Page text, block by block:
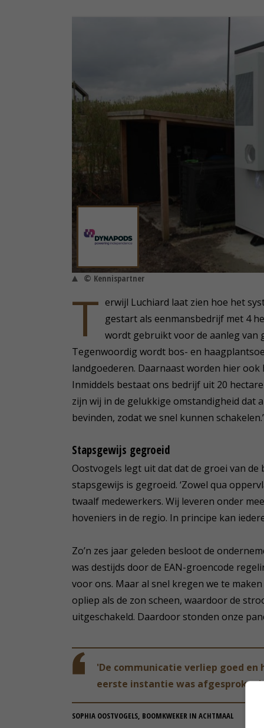
© Kennispartner
T erwijl Luchiard laat zien hoe het
gestart als eenmansbedrijf met 4
wordt gebruikt voor de aanleg van
Tegenwoordig wordt bos- en
landgoederen. Daarnaast worden hier
Inmiddels bestaat ons bedrijf uit 20
zijn wij in de gelukkige omstandigheid dat
bevinden, zodat we snel kunnen schakelen.’
Stapsgewijs gegroeid
Oostvogels legt uit dat dat de groei van
stapsgewijs is gegroeid. ‘Zowel qua
twaalf medewerkers. Wij leveren onder
hoveniers in de regio. In principe kan
Zo’n zes jaar geleden besloot de
was destijds door de EAN-groencode
voor ons. Maar al snel kregen we te
opliep als de zon scheen, waardoor de
uitgeschakeld. Daardoor stonden onze
'De communicatie verliep goed
eerste instantie was afgesproken'
SOPHIA OOSTVOGELS, BOOMKWEKER IN ACHTMAAL